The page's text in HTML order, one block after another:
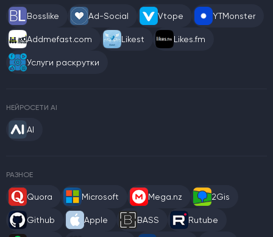
Bosslike Ad-Social Vtope YTMonster
Addmefast.com Likest Likes.fm
Услуги раскрутки
НЕЙРОСЕТИ AI
AI
РАЗНОЕ
Quora Microsoft Mega.nz 2Gis
Github Apple BASS Rutube